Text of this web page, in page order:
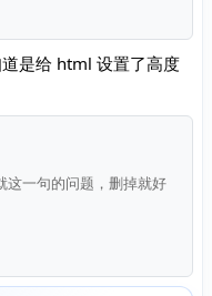
是给 html 设置了高度
一句的问题，删掉就好